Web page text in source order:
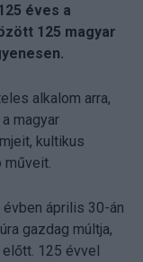
éves a
125 magyar
alkalom arra,
magyar
kultikus
műveit.
április 30-án
gazdag múltja,
125 évvel